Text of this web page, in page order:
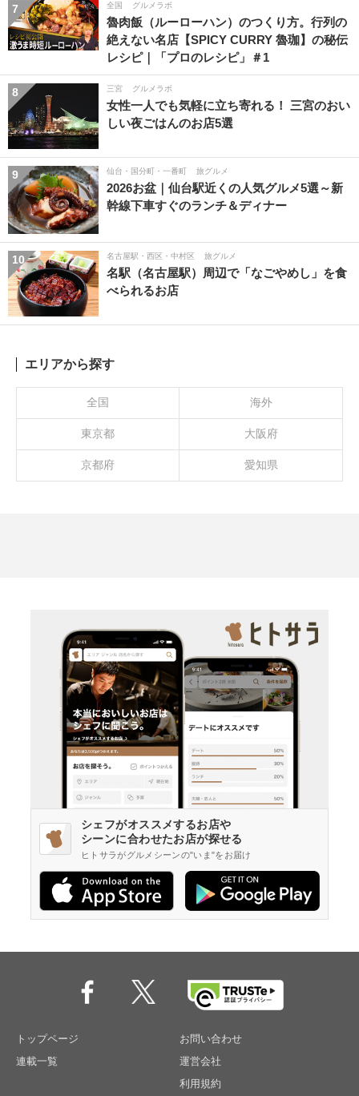
7 全国 グルメラボ
魯肉飯（ルーローハン）のつくり方。行列の
絶えない名店【SPICY CURRY 魯珈】の秘伝
レシピ｜「プロのレシピ」＃1
8 三宮 グルメラボ
女性一人でも気軽に立ち寄れる！ 三宮のおい
しい夜ごはんのお店5選
9 仙台・国分町・一番町 旅グルメ
2026お盆｜仙台駅近くの人気グルメ5選～新
幹線下車すぐのランチ＆ディナー
10 名古屋駅・西区・中村区 旅グルメ
名駅（名古屋駅）周辺で「なごやめし」を食
べられるお店
エリアから探す
全国 海外
東京都 大阪府
京都府 愛知県
シェフがオススメするお店や
シーンに合わせたお店が探せる
ヒトサラがグルメシーンの"いま"をお届け
トップページ
連載一覧
お問い合わせ
運営会社
利用規約